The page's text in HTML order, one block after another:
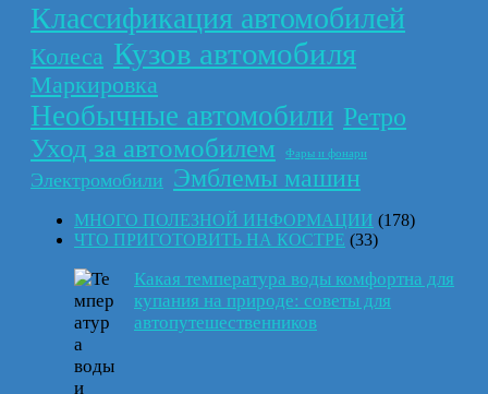
Классификация автомобилей
Колеса Кузов автомобиля
Маркировка
Необычные автомобили Ретро
Уход за автомобилем
Фары и фонари
Электромобили Эмблемы машин
МНОГО ПОЛЕЗНОЙ ИНФОРМАЦИИ (178)
ЧТО ПРИГОТОВИТЬ НА КОСТРЕ (33)
Какая температура воды комфортна для
купания на природе: советы для
автопутешественников